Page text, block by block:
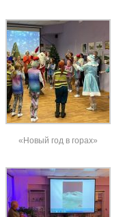
«Новый год в горах»